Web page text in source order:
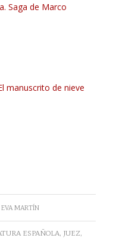
Saga de Marco
manuscrito de nieve
EVA MARTÍN
ESPAÑOLA, JUEZ,